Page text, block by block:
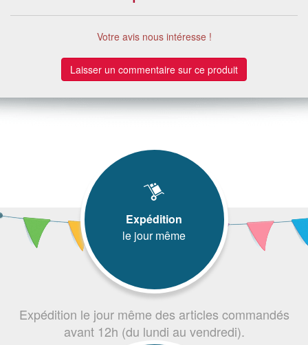
Votre avis nous intéresse !
Laisser un commentaire sur ce produit
Expédition
le jour même
Expédition le jour même des articles commandés
avant 12h (du lundi au vendredi).